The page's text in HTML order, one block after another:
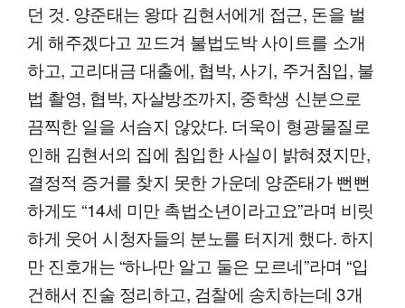
던 것. 양준태는 왕따 김현서에게 접근, 돈을 벌
게 해주겠다고 꼬드겨 불법도박 사이트를 소개
하고, 고리대금 대출에, 협박, 사기, 주거침입, 불
법 촬영, 협박, 자살방조까지, 중학생 신분으로
끔찍한 일을 서슴지 않았다. 더욱이 형광물질로
인해 김현서의 집에 침입한 사실이 밝혀졌지만,
결정적 증거를 찾지 못한 가운데 양준태가 뻔뻔
하게도 “14세 미만 촉법소년이라고요”라며 비릿
하게 웃어 시청자들의 분노를 터지게 했다. 하지
만 진호개는 “하나만 알고 둘은 모르네”라며 “입
건해서 진술 정리하고, 검찰에 송치하는데 3개